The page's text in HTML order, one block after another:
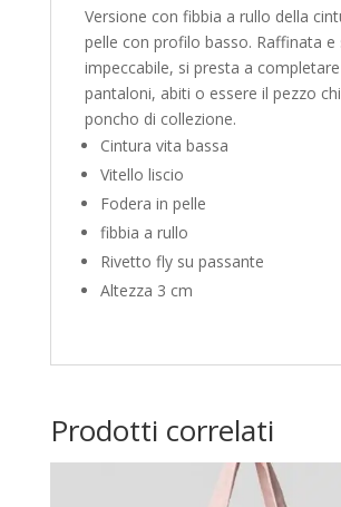
Versione con fibbia a rullo della
pelle con profilo basso. Raffinata e
impeccabile, si presta a completare
pantaloni, abiti o essere il pezzo
poncho di collezione.
Cintura vita bassa
Vitello liscio
Fodera in pelle
fibbia a rullo
Rivetto fly su passante
Altezza 3 cm
Prodotti correlati